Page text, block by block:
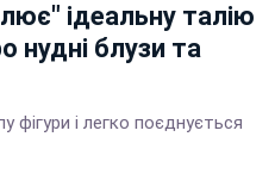
ідеальну талію
нудні блузи та
і легко поєднується